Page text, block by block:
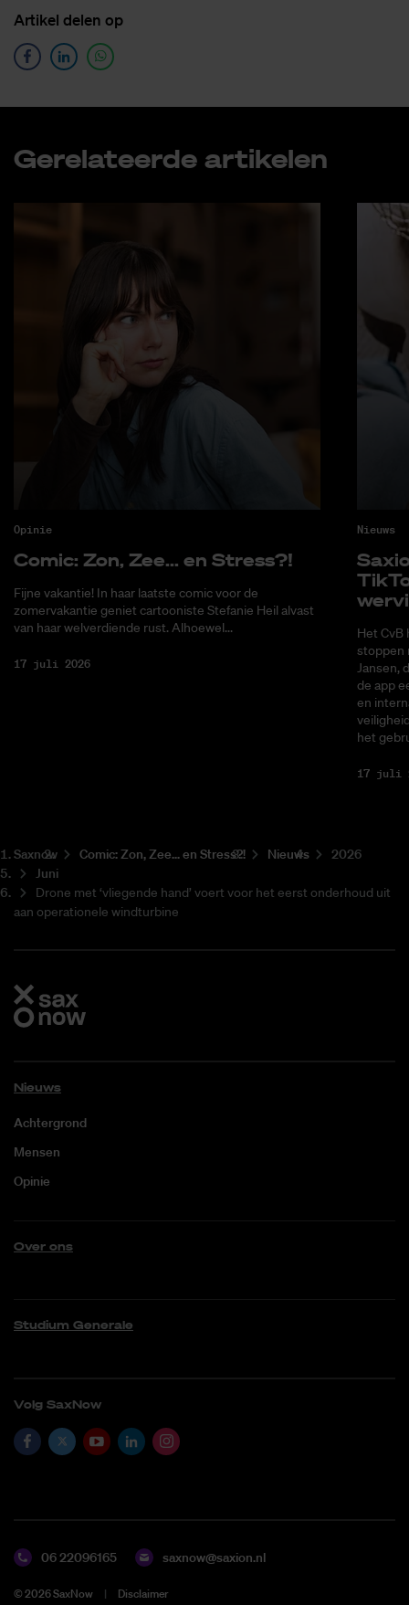
Ar­ti­kel de­len op
Ge­re­la­teer­de ar­ti­ke­len
Opinie
Co­mic: Zon, Zee... en Stress?!
Fijne vakantie! In haar laatste comic voor de
zomervakantie geniet cartooniste Stefanie Heil alvast
van haar welverdiende rust. Alhoewel...
17 juli 2026
Nieuws
Het CvB
stoppen
Jansen,
de app
en
het
17 juli
Saxnow Co­mic: Zon, Zee... en Stress?! Nieuws
2026
Juni
Drone met ‘vliegende hand’ voert voor het eerst onderhoud uit
aan operationele windturbine
Nieuws
Achtergrond
Mensen
Opinie
Over ons
Studium Generale
Volg SaxNow
06 22096165 saxnow@saxion.nl
©2026SaxNow Disclaimer